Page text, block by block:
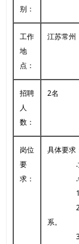
别：
工作
地
点：
江苏常州
招聘
人
数：
2名
岗位
要
求：
具体要求
.女
.年
1.思
2.善于
系。
3熟悉